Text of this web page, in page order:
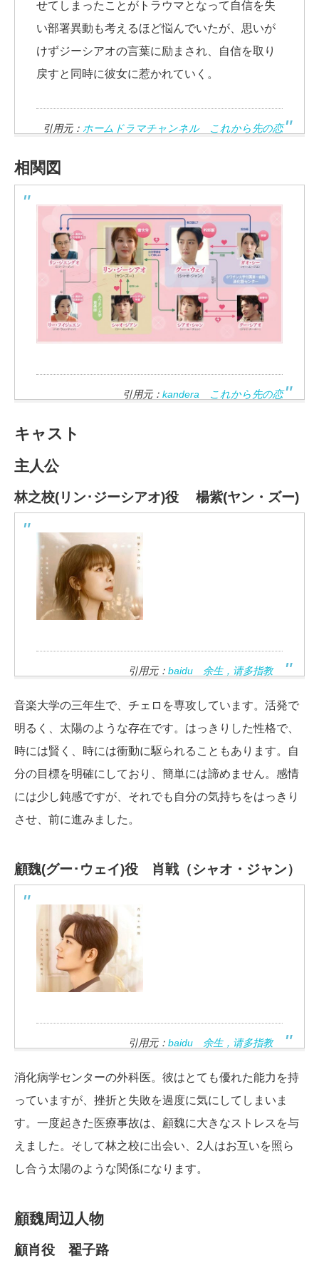
せてしまったことがトラウマとなって自信を失
い部署異動も考えるほど悩んでいたが、思いが
けずジーシアオの言葉に励まされ、自信を取り
戻すと同時に彼女に惹かれていく。
引用元： ホームドラマチャンネル これから先の恋
相関図
引用元： kandera これから先の恋
キャスト
主人公
林之校(リン･ジーシアオ)役 楊紫(ヤン・ズー)
引用元： baidu 余生，请多指教
音楽大学の三年生で、チェロを専攻しています。活発で
明るく、太陽のような存在です。はっきりした性格で、
時には賢く、時には衝動に駆られることもあります。自
分の目標を明確にしており、簡単には諦めません。感情
には少し鈍感ですが、それでも自分の気持ちをはっきり
させ、前に進みました。
顧魏(グー･ウェイ)役 肖戦（シャオ・ジャン）
引用元： baidu 余生，请多指教
消化病学センターの外科医。彼はとても優れた能力を持
っていますが、挫折と失敗を過度に気にしてしまいま
す。一度起きた医療事故は、顧魏に大きなストレスを与
えました。そして林之校に出会い、2人はお互いを照ら
し合う太陽のような関係になります。
顧魏周辺人物
顧肖役 翟子路